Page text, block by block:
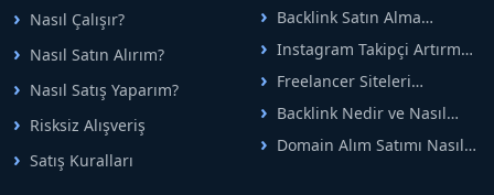
ticaretin güvenli
adreslerinden birisidir.
Nasıl Çalışır?
Nasıl Satın Alırım?
Nasıl Satış Yaparım?
Risksiz Alışveriş
Satış Kuralları
Backlink Satın Alma
Rehberi: Güvenli SEO İçin
Doğru Adımlar
Instagram Takipçi Artırma
Yöntemleri: Organik Büyüme
Rehberi
Freelancer Siteleri
Arasında Doğru Seçim Nasıl
Yapılır
Backlink Nedir ve Nasıl
Alınır? Etkili Yöntemler
Domain Alım Satımı Nasıl